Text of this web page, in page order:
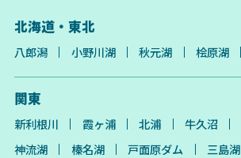
北海道・東北
八郎潟 小野川湖 秋元湖 桧原湖
関東
新利根川 霞ヶ浦 北浦 牛久沼
神流湖
榛名湖 戸面原ダム 三島湖